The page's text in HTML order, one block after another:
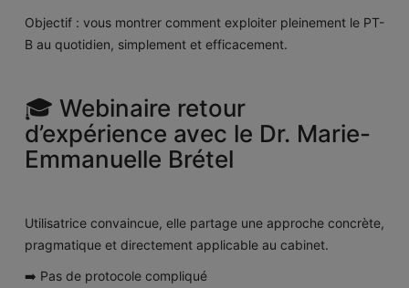
Objectif : vous montrer comment exploiter pleinement le PT-
B au quotidien, simplement et efficacement.
🎓 Webinaire retour
d’expérience avec le Dr. Marie-
Emmanuelle Brétel
Utilisatrice convaincue, elle partage une approche concrète,
pragmatique et directement applicable au cabinet.
➡️ Pas de protocole compliqué